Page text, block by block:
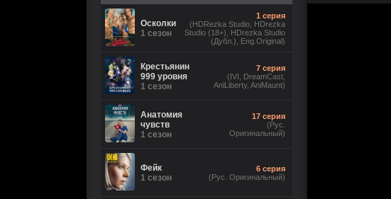
Осколки
1 сезон
1 серия
(HDRezka Studio, HDrezka
Studio (18+), HDrezka Studio
(Дубл.), Eng.Original)
Крестьянин
999 уровня
1 сезон
7 серия
(IVI, DreamCast,
AniLiberty, AniMaunt)
Анатомия
чувств
1 сезон
17 серия
(Рус.
Оригинальный)
Фейк
1 сезон
6 серия
(Рус. Оригинальный)